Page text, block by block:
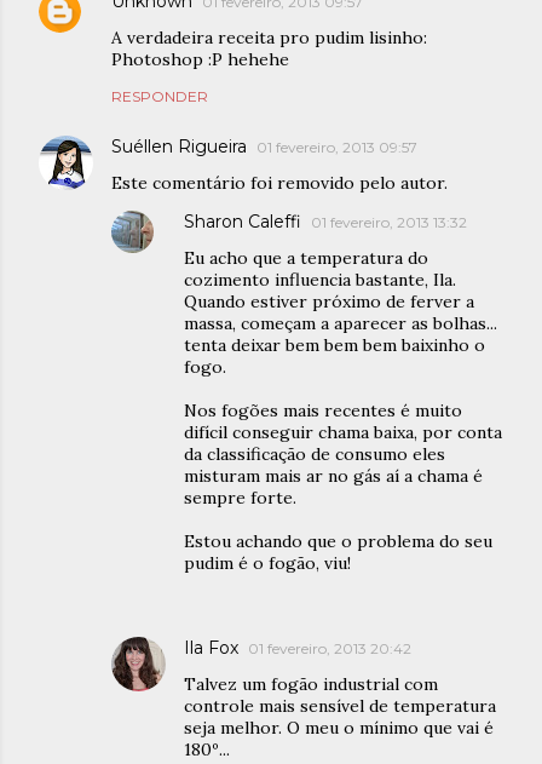
A verdadeira receita pro pudim lisinho:
Photoshop :P hehehe
RESPONDER
Suéllen Rigueira 01 fevereiro, 2013 09:57
Este comentário foi removido pelo autor.
Sharon Caleffi 01 fevereiro, 2013 13:32
Eu acho que a temperatura do
cozimento influencia bastante, Ila.
Quando estiver próximo de ferver a
massa, começam a aparecer as bolhas...
tenta deixar bem bem bem baixinho o
fogo.
Nos fogões mais recentes é muito
difícil conseguir chama baixa, por conta
da classificação de consumo eles
misturam mais ar no gás aí a chama é
sempre forte.
Estou achando que o problema do seu
pudim é o fogão, viu!
Ila Fox 01 fevereiro, 2013 20:42
Talvez um fogão industrial com
controle mais sensível de temperatura
seja melhor. O meu o mínimo que vai é
180º...